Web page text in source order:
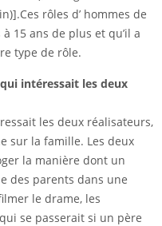
rôles d’ hommes de
15 ans de plus et qu’il a
type de rôle.
intéressait les deux
les deux réalisateurs,
sur la famille. Les deux
la manière dont un
des parents dans une
le drame, les
se passerait si un père